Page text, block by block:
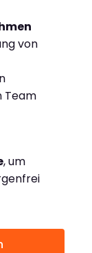
von
Team
, um